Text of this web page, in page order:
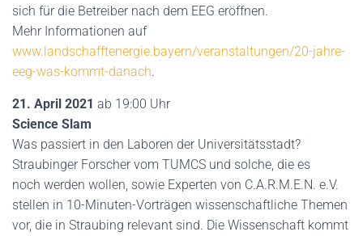
sich für die Betreiber nach dem EEG eröffnen.
Mehr Informationen auf
www.landschafftenergie.bayern/veranstaltungen/20-jahre-
eeg-was-kommt-danach.
21. April 2021 ab 19:00 Uhr
Science Slam
Was passiert in den Laboren der Universitätsstadt?
Straubinger Forscher vom TUMCS und solche, die es
noch werden wollen, sowie Experten von C.A.R.M.E.N. e.V.
stellen in 10-Minuten-Vorträgen wissenschaftliche Themen
vor, die in Straubing relevant sind. Die Wissenschaft kommt